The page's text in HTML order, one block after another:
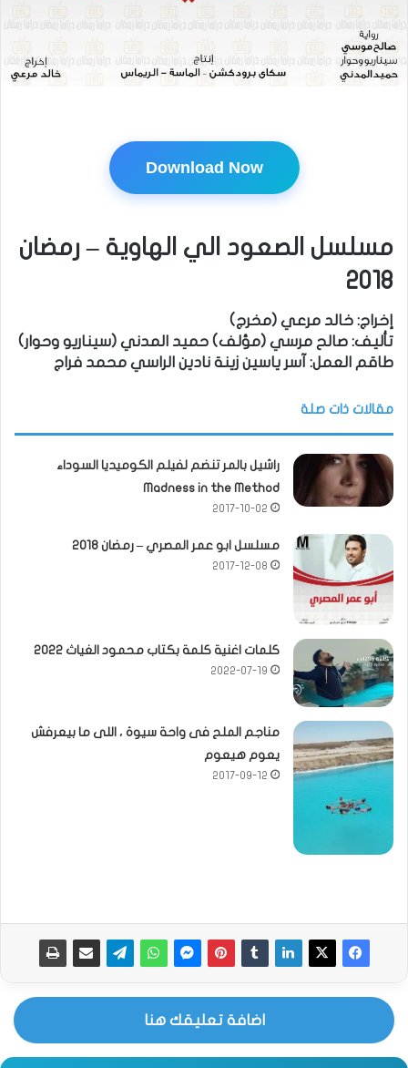
Download Now
مسلسل الصعود الي الهاوية – رمضان
2018
ﺇﺧﺮاﺝ: خالد مرعي (مخرج)
ﺗﺄﻟﻴﻒ: صالح مرسي (مؤلف) حميد المدني (سيناريو وحوار)
طاقم العمل: آسر ياسين زينة نادين الراسي محمد فراج
مقالات ذات صلة
راشيل بالمر تنضم لفيلم الكوميديا السوداء
Madness in the Method
2017-10-02
مسلسل ابو عمر المصري – رمضان 2018
2017-12-08
كلمات اغنية كلمة بكتاب محمود الغياث 2022
2022-07-19
مناجم الملح فى واحة سيوة ، اللى ما بيعرفش
يعوم هيعوم
2017-09-12
اضافة تعليقك هنا